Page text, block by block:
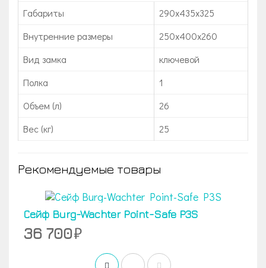
Габариты
290x435x325
Внутренние размеры
250х400х260
Вид замка
ключевой
Полка
1
Объем (л)
26
Вес (кг)
25
Рекомендуемые товары
Сейф Burg-Wachter Point-Safe P3S
36 700